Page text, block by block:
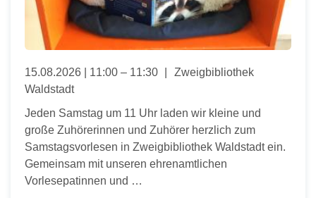
15.08.2026 | 11:00 – 11:30
Zweigbibliothek
Waldstadt
Jeden Samstag um 11 Uhr laden wir kleine und
große Zuhörerinnen und Zuhörer herzlich zum
Samstagsvorlesen in Zweigbibliothek Waldstadt ein.
Gemeinsam mit unseren ehrenamtlichen
Vorlesepatinnen und …